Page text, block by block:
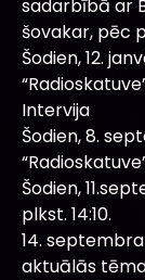
sadarbībā ar
šovakar, pēc
Šodien, 12.
Intervija
Šodien, 8.
Šodien,
plkst. 14:10.
14.
aktuālās